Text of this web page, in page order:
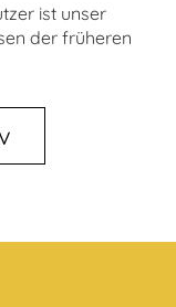
ist unser
der früheren